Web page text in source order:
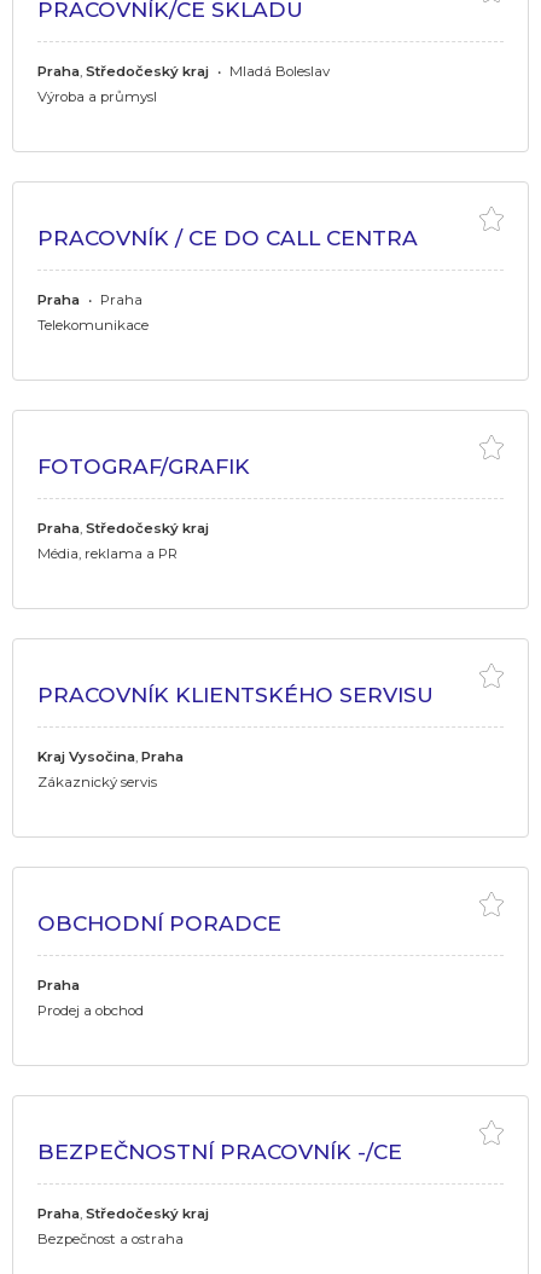
PRACOVNÍK/CE SKLADU
Praha Středočeský kraj • Mladá Boleslav
Výroba a průmysl
PRACOVNÍK / CE DO CALL CENTRA
Praha • Praha
Telekomunikace
FOTOGRAF/GRAFIK
Praha Středočeský kraj
Média, reklama a PR
PRACOVNÍK KLIENTSKÉHO SERVISU
Kraj Vysočina Praha
Zákaznický servis
OBCHODNÍ PORADCE
Praha
Prodej a obchod
BEZPEČNOSTNÍ PRACOVNÍK -/CE
Praha Středočeský kraj
Bezpečnost a ostraha